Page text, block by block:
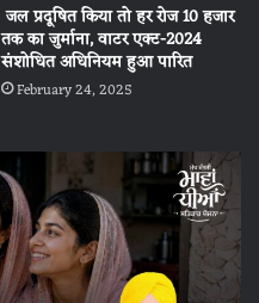
जल प्रदूषित किया तो हर रोज 10 हजार
तक का जुर्माना, वाटर एक्ट-2024
संशोधित अधिनियम हुआ पारित
February 24, 2025